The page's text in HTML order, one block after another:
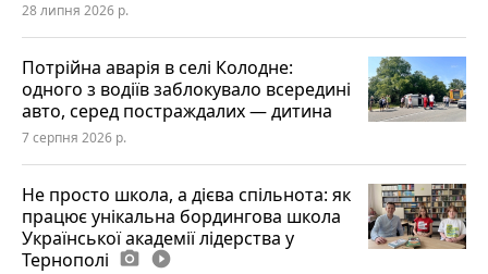
28 липня 2026 р.
Потрійна аварія в селі Колодне:
одного з водіїв заблокувало всередині
авто, серед постраждалих — дитина
7 серпня 2026 р.
Не просто школа, а дієва спільнота: як
працює унікальна бордингова школа
Української академії лідерства у
Тернополі photo_camera play_circle_filled